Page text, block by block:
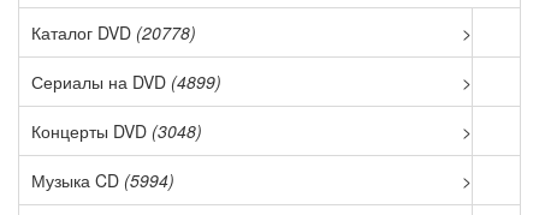
Каталог DVD (20778) >
Сериалы на DVD (4899) >
Концерты DVD (3048) >
Музыка CD (5994) >